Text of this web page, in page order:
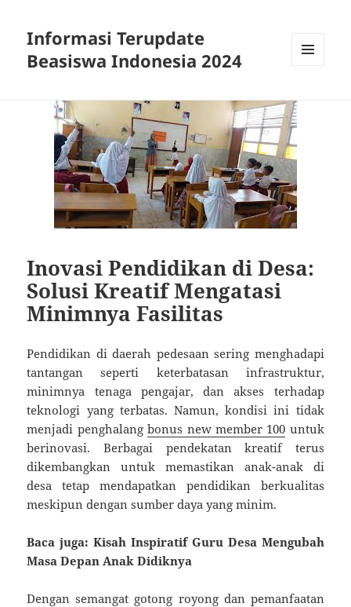
Informasi Terupdate
Beasiswa Indonesia 2024
WIDGETS
Inovasi Pendidikan di Desa:
Solusi Kreatif Mengatasi
Minimnya Fasilitas
Pendidikan di daerah pedesaan sering menghadapi
tantangan seperti keterbatasan infrastruktur,
minimnya tenaga pengajar, dan akses terhadap
teknologi yang terbatas. Namun, kondisi ini tidak
menjadi penghalangbonus new member 100 untuk
berinovasi. Berbagai pendekatan kreatif terus
dikembangkan untuk memastikan anak-anak di
desa tetap mendapatkan pendidikan berkualitas
meskipun dengan sumber daya yang minim.
Baca juga: Kisah Inspiratif Guru Desa Mengubah
Masa Depan Anak Didiknya
Dengan semangat gotong royong dan pemanfaatan